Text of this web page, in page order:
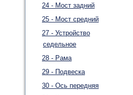
24 - Мост задний
25 - Мост средний
27 - Устройство
седельное
28 - Рама
29 - Подвеска
30 - Ось передняя